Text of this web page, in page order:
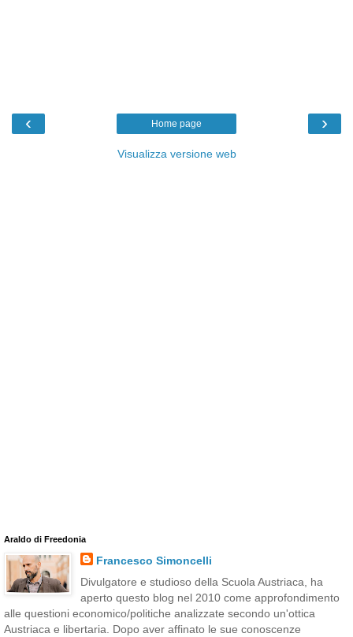
‹ ›
Home page
Visualizza versione web
Araldo di Freedonia
Francesco Simoncelli
Divulgatore e studioso della Scuola Austriaca, ha
aperto questo blog nel 2010 come approfondimento
alle questioni economico/politiche analizzate secondo un'ottica
Austriaca e libertaria. Dopo aver affinato le sue conoscenze